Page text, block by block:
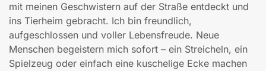
mit meinen Geschwistern auf der Straße entdeckt und
ins Tierheim gebracht. Ich bin freundlich,
aufgeschlossen und voller Lebensfreude. Neue
Menschen begeistern mich sofort – ein Streicheln, ein
Spielzeug oder einfach eine kuschelige Ecke machen